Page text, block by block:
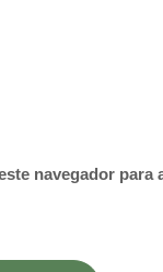
navegador para